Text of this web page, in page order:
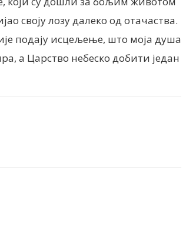
своју лозу далеко од отачаства.
подају исцељење, што моја душа
а Царство небеско добити један